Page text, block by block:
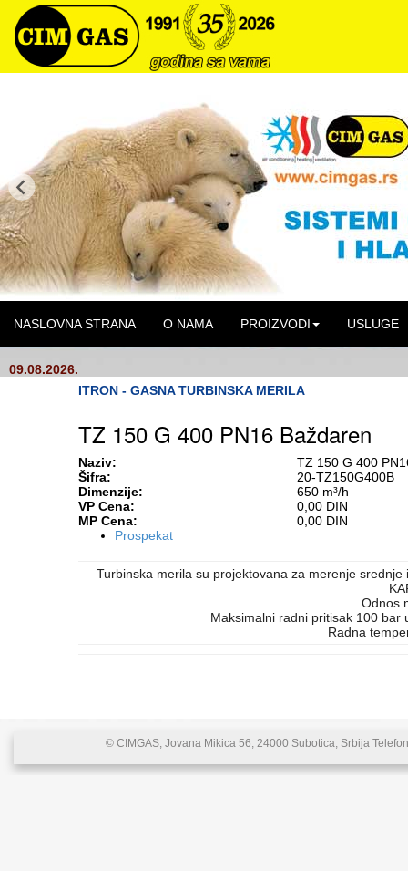
NASLOVNA STRANA O NAMA PROIZVODI USLUGE
09.08.2026.
ITRON - GASNA TURBINSKA MERILA
TZ 150 G 400 PN16 Baždaren
Naziv:
TZ 150 G 400
Šifra:
20-TZ150G400B
Dimenzije:
650 m³/h
VP Cena:
0,00 DIN
MP Cena:
0,00 DIN
Prospekat
Turbinska merila su projektovana za merenje
Odnos
Maksimalni radni pritisak 100 bar
Radna
© CIMGAS, Jovana Mikica 56, 24000 Subotica, Srbija